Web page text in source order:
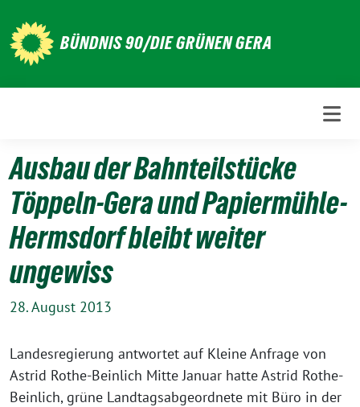
zum
Inhalt
BÜNDNIS 90/DIE GRÜNEN GERA
Ausbau der Bahnteilstücke
Töppeln-Gera und Papiermühle-
Hermsdorf bleibt weiter
ungewiss
28. August 2013
Landesregierung antwortet auf Kleine Anfrage von
Astrid Rothe-Beinlich Mitte Januar hatte Astrid Rothe-
Beinlich, grüne Landtagsabgeordnete mit Büro in der